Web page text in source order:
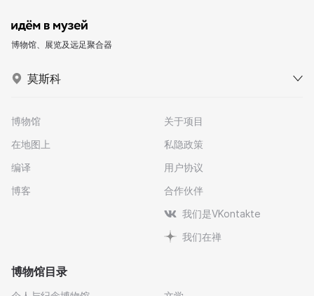
博物馆、展览及远足聚合器
莫斯科
博物馆
在地图上
编译
博客
关于项目
私隐政策
用户协议
合作伙伴
我们是VKontakte
我们在禅
博物馆目录